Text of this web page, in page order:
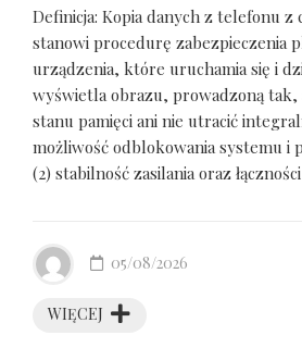
Definicja: Kopia danych z telefonu
stanowi procedurę zabezpieczenia
urządzenia, które uruchamia się i
wyświetla obrazu, prowadzoną tak,
stanu pamięci ani nie utracić
możliwość odblokowania systemu i
(2) stabilność zasilania oraz łączności
WIĘCEJ
05/08/2026